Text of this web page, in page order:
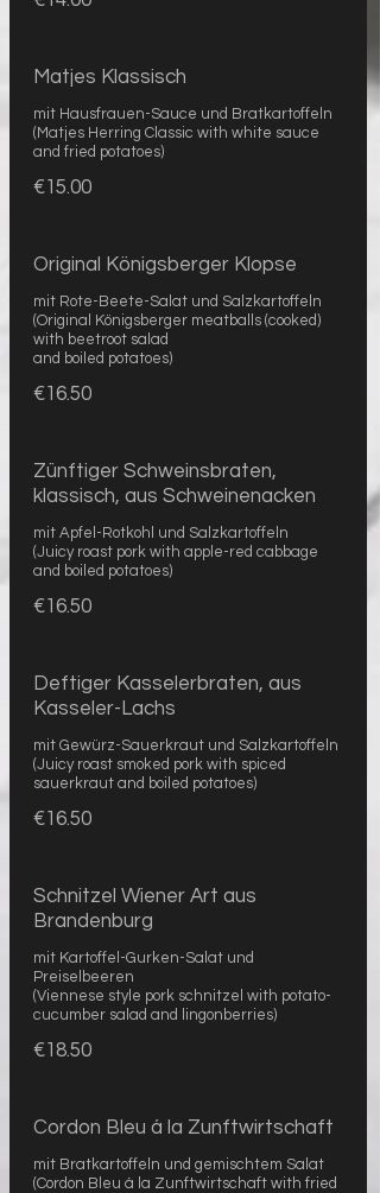
Matjes Klassisch
mit Hausfrauen-Sauce und Bratkartoffeln
(Matjes Herring Classic with white sauce
and fried potatoes)
€15.00
Original Königsberger Klopse
mit Rote-Beete-Salat und Salzkartoffeln
(Original Königsberger meatballs (cooked)
with beetroot salad
and boiled potatoes)
€16.50
Zünftiger Schweinsbraten,
klassisch, aus Schweinenacken
mit Apfel-Rotkohl und Salzkartoffeln
(Juicy roast pork with apple-red cabbage
and boiled potatoes)
€16.50
Deftiger Kasselerbraten, aus
Kasseler-Lachs
mit Gewürz-Sauerkraut und Salzkartoffeln
(Juicy roast smoked pork with spiced
sauerkraut and boiled potatoes)
€16.50
Schnitzel Wiener Art aus
Brandenburg
mit Kartoffel-Gurken-Salat und
Preiselbeeren
(Viennese style pork schnitzel with potato-
cucumber salad and lingonberries)
€18.50
Cordon Bleu á la Zunftwirtschaft
mit Bratkartoffeln und gemischtem Salat
(Cordon Bleu á la Zunftwirtschaft with fried